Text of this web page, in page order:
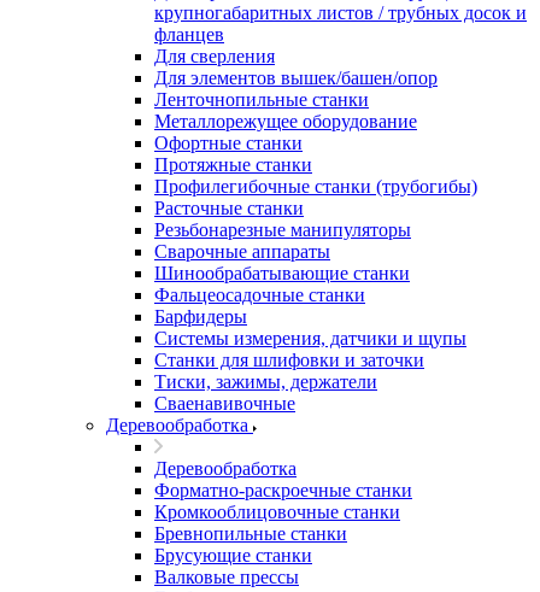
крупногабаритных листов / трубных досок и
фланцев
Для сверления
Для элементов вышек/башен/опор
Ленточнопильные станки
Металлорежущее оборудование
Офортные станки
Протяжные станки
Профилегибочные станки (трубогибы)
Расточные станки
Резьбонарезные манипуляторы
Сварочные аппараты
Шинообрабатывающие станки
Фальцеосадочные станки
Барфидеры
Системы измерения, датчики и щупы
Станки для шлифовки и заточки
Тиски, зажимы, держатели
Cваенавивочные
Деревообработка
Деревообработка
Форматно-раскроечные станки
Кромкооблицовочные станки
Бревнопильные станки
Брусующие станки
Валковые прессы